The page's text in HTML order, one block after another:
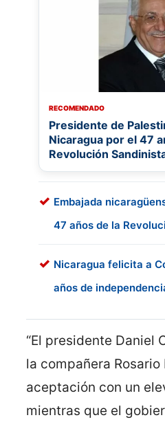
RECOMENDADO
Presidente de
Nicaragua por el 47
Revolución
Embajada
47 años de la
Nicaragua felicita a
años de
“El presidente Daniel
la compañera
aceptación con un
mientras que el